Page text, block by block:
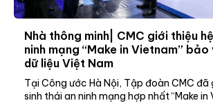
Nhà thông minh| CMC giới thiệu
ninh mạng “Make in Vietnam”
dữ liệu Việt Nam
Tại Công ước Hà Nội, Tập đoàn CMC đã
sinh thái an ninh mạng hợp nhất “Make in